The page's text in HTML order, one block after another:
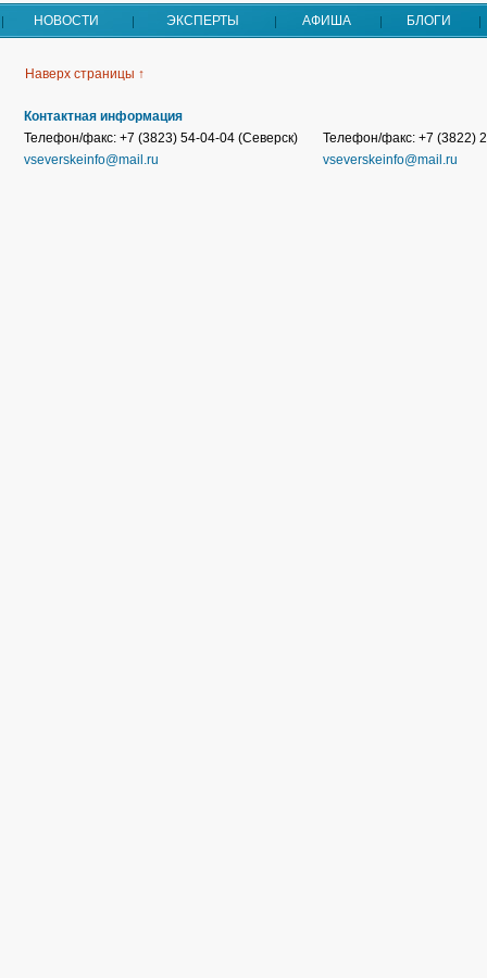
НОВОСТИ ЭКСПЕРТЫ АФИША БЛОГИ
Наверх страницы ↑
Контактная информация
Телефон/факс: +7 (3823) 54-04-04 (Северск)
vseverskeinfo@mail.ru
Телефон/факс: +7 (3822)
vseverskeinfo@mail.ru